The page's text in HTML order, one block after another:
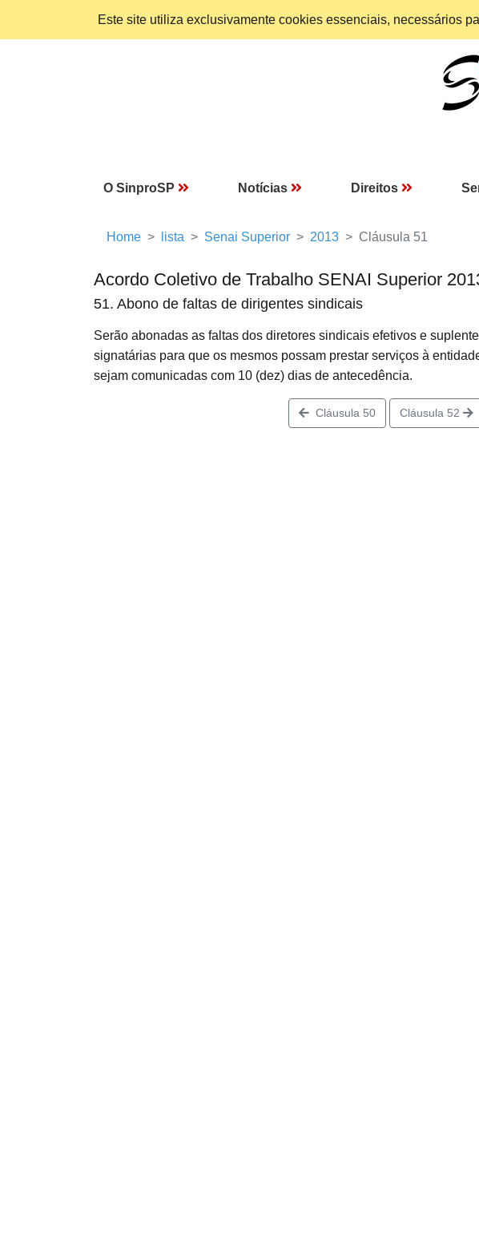
Este site utiliza exclusivamente cookies essenciais, necessários
O SinproSP Notícias Direitos
Home lista Senai Superior 2013 Cláusula 51
Acordo Coletivo de Trabalho SENAI Superior
51. Abono de faltas de dirigentes sindicais
Serão abonadas as faltas dos diretores sindicais efetivos e
signatárias para que os mesmos possam prestar serviços à
sejam comunicadas com 10 (dez) dias de antecedência.
Cláusula 50 Cláusula 52